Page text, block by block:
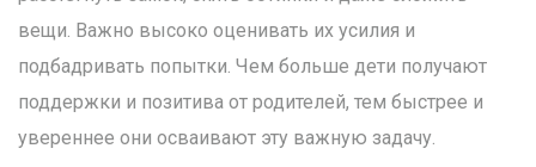
вещи. Важно высоко оценивать их усилия и
подбадривать попытки. Чем больше дети получают
поддержки и позитива от родителей, тем быстрее и
увереннее они осваивают эту важную задачу.